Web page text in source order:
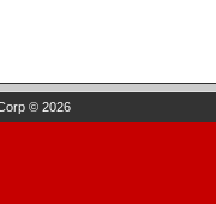
© 2026